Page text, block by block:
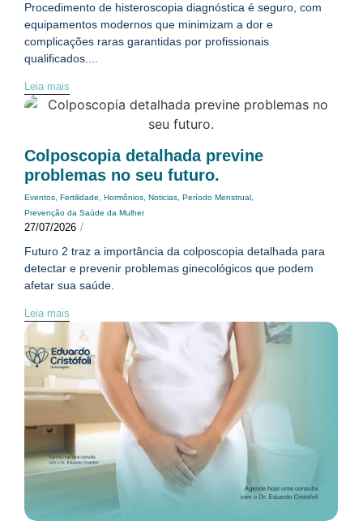
Procedimento de histeroscopia diagnóstica é seguro, com
equipamentos modernos que minimizam a dor e
complicações raras garantidas por profissionais
qualificados....
Leia mais
Colposcopia detalhada previne
problemas no seu futuro.
Eventos, Fertilidade, Hormônios, Noticias, Período Menstrual,
Prevenção da Saúde da Mulher
27/07/2026 /
Futuro 2 traz a importância da colposcopia detalhada para
detectar e prevenir problemas ginecológicos que podem
afetar sua saúde.
Leia mais